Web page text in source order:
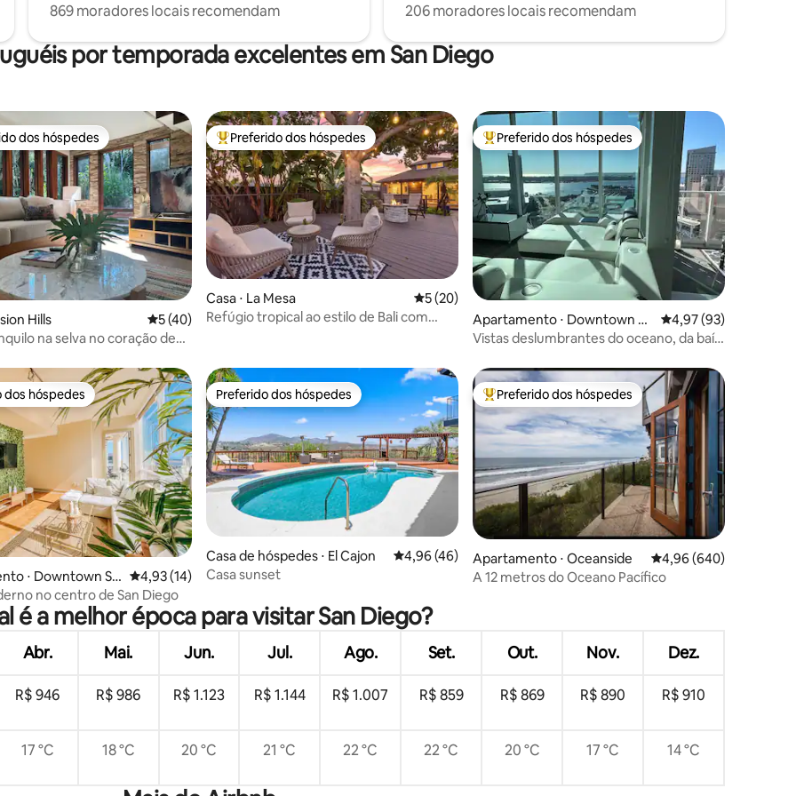
869 moradores locais recomendam
206 moradores locais recomendam
por temporada excelentes em San Diego
de 5, 134 avaliações
preferidos dos hóspedes
dos hóspedes
Hills 5 de uma avaliação média de 5, 40 avaliações
5 (40)
na selva no coração de
Entre os melhores preferidos dos hóspedes
Preferido dos hóspedes
Casa ⋅ La Mesa 5 de uma avaliação média de 5, 20 avaliações
5 (20)
Refúgio tropical ao estilo de Bali com
Entre os melhores preferidos dos hóspedes
Preferido dos hóspedes
Apartamento ⋅ Downtown Sa
n Diego
4,97 de uma
4,97 (93)
Vistas deslumbrantes do oceano, da baía,
de 5, 14 avaliações
dos hóspedes
dos hóspedes
⋅ Downtown Sa
4,93 de uma avaliação média de 5, 14 avaliações
4,93 (14)
no centro de San Diego
Preferido dos hóspedes
Preferido dos hóspedes
Casa de hóspedes ⋅ El Cajon 4,96 de uma avaliação média de 5, 46 avaliações
4,96 (46)
Casa sunset
Entre os melhores preferidos dos hóspedes
Preferido dos hóspedes
Apartamento ⋅ Oceanside 4,96 de uma avaliação
4,96 (640)
A 12 metros do Oceano Pacífico
é a melhor época para visitar San Diego?
Abr. Mai. Jun. Jul. Ago. Set. Out. Nov. Dez.
R$ 946 R$ 986 R$ 1.123 R$ 1.144 R$ 1.007 R$ 859 R$ 869 R$ 890 R$ 910
17 °C 18 °C 20 °C 21 °C 22 °C 22 °C 20 °C 17 °C 14 °C